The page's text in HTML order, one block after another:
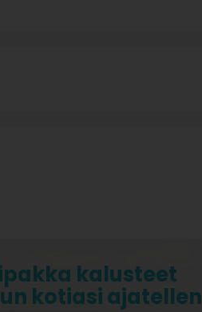
kalusteet
kotiasi ajatellen